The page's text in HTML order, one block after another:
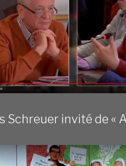
Schreuer invité de «